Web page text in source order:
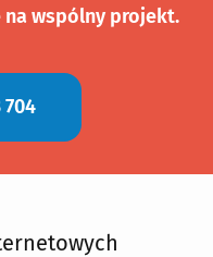
na wspólny projekt.
704